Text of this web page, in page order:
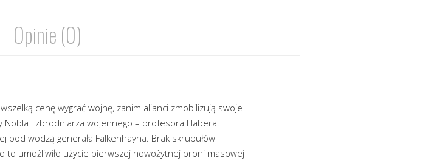
Opinie (0)
cenę wygrać wojnę, zanim alianci zmobilizują swoje
Nobla i zbrodniarza wojennego – profesora Habera.
wodzą generała Falkenhayna. Brak skrupułów
to umożliwiło użycie pierwszej nowożytnej broni masowej